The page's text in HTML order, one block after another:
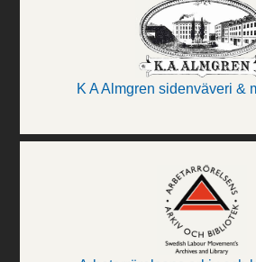
K A Almgren sidenväveri &